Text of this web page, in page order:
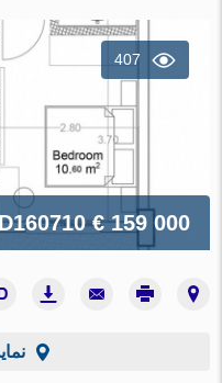
407
€ 159 000